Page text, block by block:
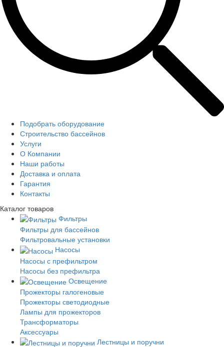
Подобрать оборудование
Строительство бассейнов
Услуги
О Компании
Наши работы
Доставка и оплата
Гарантия
Контакты
Каталог товаров
Фильтры
Фильтры для бассейнов
Фильтровальные установки
Насосы
Насосы с префильтром
Насосы без префильтра
Освещение
Прожекторы галогеновые
Прожекторы светодиодные
Лампы для прожекторов
Трансформаторы
Аксессуары
Лестницы и поручни